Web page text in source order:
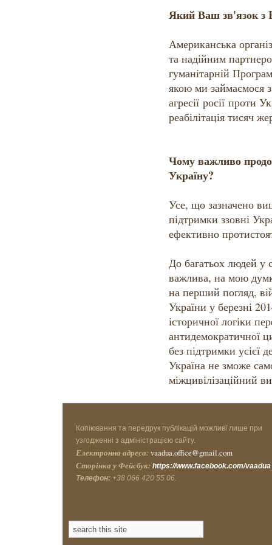
Який Ваш зв'язок з
Американська
та надійним
гуманітарній
якою ми займаємося
агресії росії проти
реабілітація тисяч
Чому важливо
Україну?
Усе, що зазначено
підтримки ззовні
ефективно
До багатьох людей у
важлива, на мою
на перший погляд,
України у березні
історичної логіки
антидемократичної
без підтримки усієї
Україна не зможе
міжцивілізаційний
Копіювання та передрук публікацій можливі лише при
узгодженні з адміністрацією сайту.
Електронна адреса: vaadua.office@gmail.com
Сторінка у Фейсбук: https://www.facebook.com/vaadua
Телефон: +38 066 420 55 06.